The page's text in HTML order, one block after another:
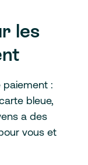
les
paiement :
bleue,
a des
vous et